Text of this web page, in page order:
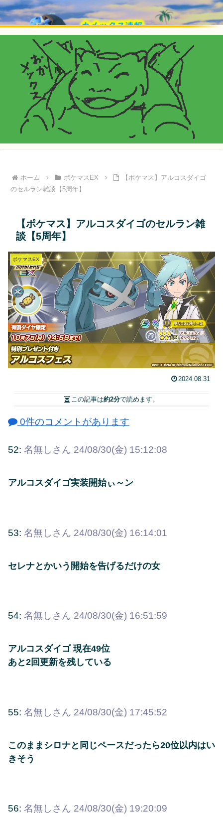
ホーム ポケマスEX
【ポケマス】アルコスダイゴ
のセルラン雑談【5周年】
【ポケマス】アルコスダイゴのセルラン雑
談【5周年】
ポケマスEX
2024.08.31
この記事は約2分で読めます。
0件のコメントがあります
52: 名無しさん 24/08/30(金) 15:12:08
アルコスダイゴ実装開始ぃ～ン
53: 名無しさん 24/08/30(金) 16:14:01
セレナとかいう開始を告げるだけの女
54: 名無しさん 24/08/30(金) 16:51:59
アルコスダイゴ 現在49位
あと2回更新を残している
55: 名無しさん 24/08/30(金) 17:45:52
このままシロナと同じペースだったら20位以内はい
きそう
56: 名無しさん 24/08/30(金) 19:20:09